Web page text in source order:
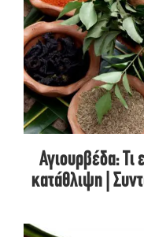
Αγιουρβέδα: Τι
κατάθλιψη |